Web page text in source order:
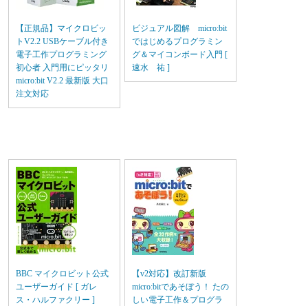
【正規品】マイクロビッ
トV2.2 USBケーブル付き
電子工作プログラミング
初心者 入門用にピッタリ
micro:bit V2.2 最新版 大口
注文対応
ビジュアル図解 micro:bit
ではじめるプログラミン
グ＆マイコンボード入門 [
速水 祐 ]
BBC マイクロビット公式
ユーザーガイド [ ガレ
ス・ハルファクリー ]
【v2対応】改訂新版
micro:bitであそぼう！ たの
しい電子工作＆プログラ